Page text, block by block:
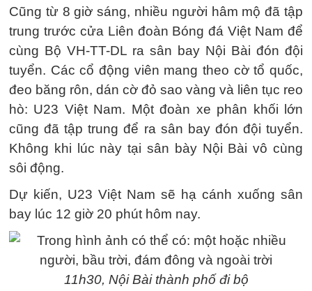
Cũng từ 8 giờ sáng, nhiều người hâm mộ đã tập
trung trước cửa Liên đoàn Bóng đá Việt Nam để
cùng Bộ VH-TT-DL ra sân bay Nội Bài đón đội
tuyển. Các cổ động viên mang theo cờ tổ quốc,
đeo băng rôn, dán cờ đỏ sao vàng và liên tục reo
hò: U23 Việt Nam. Một đoàn xe phân khối lớn
cũng đã tập trung để ra sân bay đón đội tuyển.
Không khi lúc này tại sân bày Nội Bài vô cùng
sôi động.
Dự kiến, U23 Việt Nam sẽ hạ cánh xuống sân
bay lúc 12 giờ 20 phút hôm nay.
11h30, Nội Bài thành phố đi bộ